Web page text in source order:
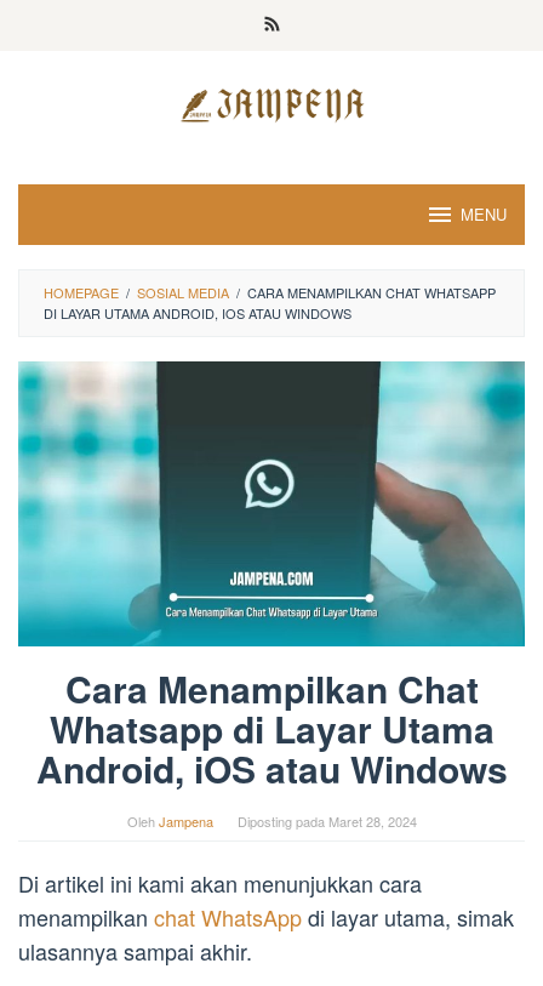
MENU
HOMEPAGE / SOSIAL MEDIA / CARA MENAMPILKAN CHAT WHATSAPP
DI LAYAR UTAMA ANDROID, IOS ATAU WINDOWS
Cara Menampilkan Chat
Whatsapp di Layar Utama
Android, iOS atau Windows
OlehJampena Diposting pada Maret 28, 2024
Di artikel ini kami akan menunjukkan cara
menampilkan chat WhatsAppdi layar utama, simak
ulasannya sampai akhir.